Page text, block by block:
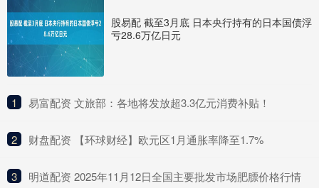
股易配 截至3月底 日本央行持有的日本国债浮
亏28.6万亿日元
1 ​易富配资 文旅部：各地将发放超3.3亿元消费补贴！
2 ​财盘配资 【环球财经】欧元区1月通胀率降至1.7%
3 ​明道配资 2025年11月12日全国主要批发市场肥膘价格行情